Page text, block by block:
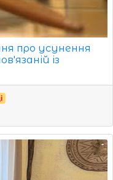
про усунення
із